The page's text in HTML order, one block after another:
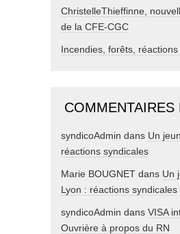
ChristelleThieffinne,
de la CFE-CGC
Incendies, forêts,
COMMENTAIRES
syndicoAdmin dans Un
réactions syndicales
Marie BOUGNET dans Un
Lyon : réactions syndicales
syndicoAdmin dans VISA
Ouvrière à propos du RN